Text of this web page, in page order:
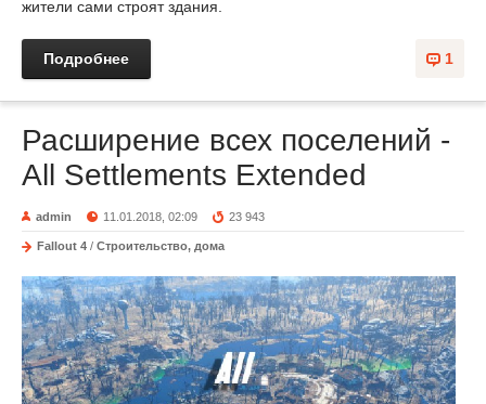
жители сами строят здания.
1
Подробнее
Расширение всех поселений -
All Settlements Extended
admin 11.01.2018, 02:09 23 943
Fallout 4 / Строительство, дома